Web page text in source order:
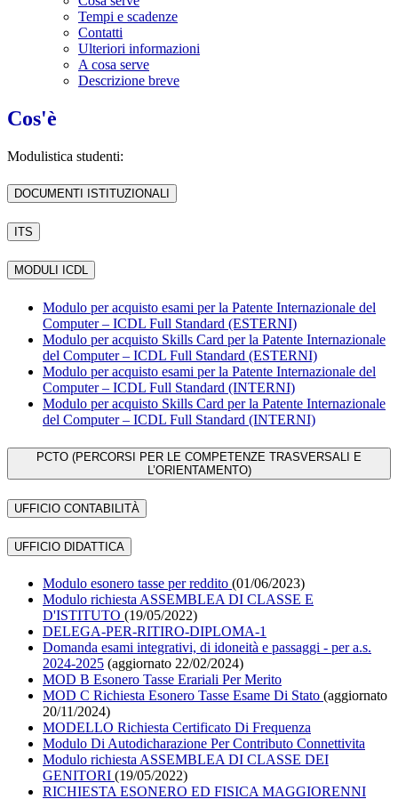
Tempi e scadenze
Contatti
Ulteriori informazioni
A cosa serve
Descrizione breve
Cos'è
Modulistica studenti:
DOCUMENTI ISTITUZIONALI
ITS
MODULI ICDL
Modulo per acquisto esami per la Patente Internazionale del
Computer – ICDL Full Standard (ESTERNI)
Modulo per acquisto Skills Card per la Patente Internazionale
del Computer – ICDL Full Standard (ESTERNI)
Modulo per acquisto esami per la Patente Internazionale del
Computer – ICDL Full Standard (INTERNI)
Modulo per acquisto Skills Card per la Patente Internazionale
del Computer – ICDL Full Standard (INTERNI)
PCTO (PERCORSI PER LE COMPETENZE TRASVERSALI E
L’ORIENTAMENTO)
UFFICIO CONTABILITÀ
UFFICIO DIDATTICA
Modulo esonero tasse per reddito (01/06/2023)
Modulo richiesta ASSEMBLEA DI CLASSE E
D'ISTITUTO (19/05/2022)
DELEGA-PER-RITIRO-DIPLOMA-1
Domanda esami integrativi, di idoneità e passaggi - per a.s.
2024-2025 (aggiornato 22/02/2024)
MOD B Esonero Tasse Erariali Per Merito
MOD C Richiesta Esonero Tasse Esame Di Stato (aggiornato
20/11/2024)
MODELLO Richiesta Certificato Di Frequenza
Modulo Di Autodicharazione Per Contributo Connettivita
Modulo richiesta ASSEMBLEA DI CLASSE DEI
GENITORI (19/05/2022)
RICHIESTA ESONERO ED FISICA MAGGIORENNI